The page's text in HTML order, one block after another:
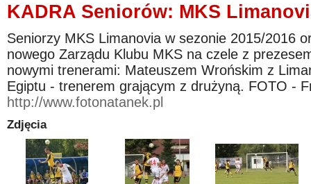
KADRA Seniorów: MKS
Seniorzy MKS Limanovia w sezonie 2015/2016
nowego Zarządu Klubu MKS na czele z
nowymi trenerami: Mateuszem Wrońskim z
Egiptu - trenerem grającym z drużyną. FOTO -
http://www.fotonatanek.pl
Zdjęcia